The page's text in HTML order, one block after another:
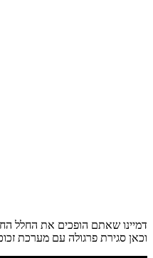
דמיינו שאתם הופכים את החלל
וכאן סגירת פרגולה עם מערכת